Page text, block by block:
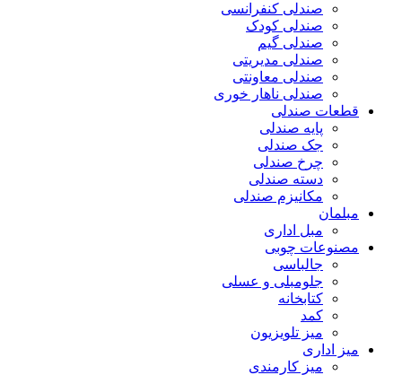
صندلی کنفرانسی
صندلی کودک
صندلی گیم
صندلی مدیریتی
صندلی معاونتی
صندلی ناهار خوری
قطعات صندلی
پایه صندلی
جک صندلی
چرخ صندلی
دسته صندلی
مکانیزم صندلی
مبلمان
مبل اداری
مصنوعات چوبی
جالباسی
جلومبلی و عسلی
کتابخانه
کمد
میز تلویزیون
میز اداری
میز کارمندی